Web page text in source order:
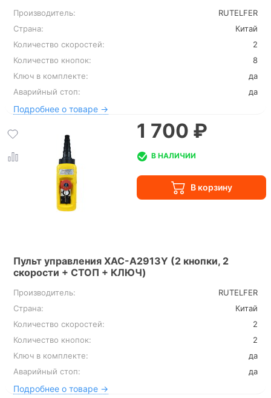
Производитель:
RUTELFER
Страна:
Китай
Количество скоростей:
2
Количество кнопок:
8
Ключ в комплекте:
да
Аварийный стоп:
да
Подробнее о товаре →
Пульт управления XAC-A2913Y (2 кнопки, 2
скорости + СТОП + КЛЮЧ)
Производитель:
RUTELFER
Страна:
Китай
Количество скоростей:
2
Количество кнопок:
2
Ключ в комплекте:
да
Аварийный стоп:
да
Подробнее о товаре →
1 700 ₽
В НАЛИЧИИ